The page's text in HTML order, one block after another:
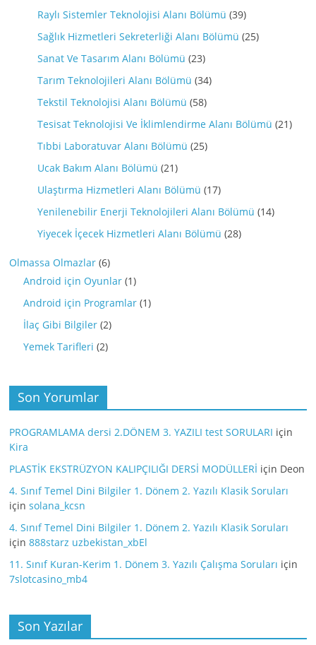
Raylı Sistemler Teknolojisi Alanı Bölümü (39)
Sağlık Hizmetleri Sekreterliği Alanı Bölümü (25)
Sanat Ve Tasarım Alanı Bölümü (23)
Tarım Teknolojileri Alanı Bölümü (34)
Tekstil Teknolojisi Alanı Bölümü (58)
Tesisat Teknolojisi Ve İklimlendirme Alanı Bölümü (21)
Tıbbi Laboratuvar Alanı Bölümü (25)
Ucak Bakım Alanı Bölümü (21)
Ulaştırma Hizmetleri Alanı Bölümü (17)
Yenilenebilir Enerji Teknolojileri Alanı Bölümü (14)
Yiyecek İçecek Hizmetleri Alanı Bölümü (28)
Olmassa Olmazlar (6)
Android için Oyunlar (1)
Android için Programlar (1)
İlaç Gibi Bilgiler (2)
Yemek Tarifleri (2)
Son Yorumlar
PROGRAMLAMA dersi 2.DÖNEM 3. YAZILI test SORULARI için
Kira
PLASTİK EKSTRÜZYON KALIPÇILIĞI DERSİ MODÜLLERİ için Deon
4. Sınıf Temel Dini Bilgiler 1. Dönem 2. Yazılı Klasik Soruları
içinsolana_kcsn
4. Sınıf Temel Dini Bilgiler 1. Dönem 2. Yazılı Klasik Soruları
için888starz uzbekistan_xbEl
11. Sınıf Kuran-Kerim 1. Dönem 3. Yazılı Çalışma Soruları için
7slotcasino_mb4
Son Yazılar